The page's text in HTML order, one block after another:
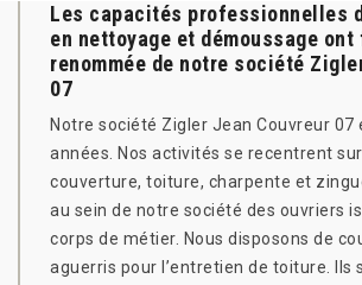
Les capacités professionnelles
en nettoyage et démoussage
renommée de notre société
07
Notre société Zigler Jean Couvreur 07
années. Nos activités se recentrent
couverture, toiture, charpente et
au sein de notre société des ouvriers
corps de métier. Nous disposons de
aguerris pour l’entretien de toiture. Ils